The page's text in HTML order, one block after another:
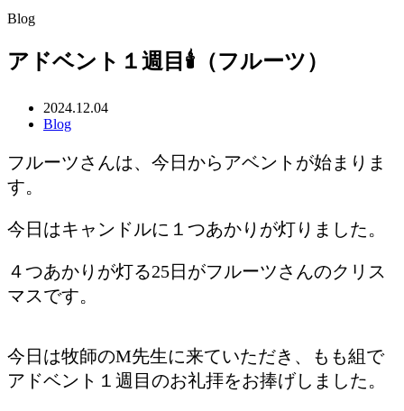
Blog
アドベント１週目🕯（フルーツ）
2024.12.04
Blog
フルーツさんは、今日からアベントが始まりま
す。
今日はキャンドルに１つあかりが灯りました。
４つあかりが灯る25日がフルーツさんのクリス
マスです。
今日は牧師のM先生に来ていただき、もも組で
アドベント１週目のお礼拝をお捧げしました。